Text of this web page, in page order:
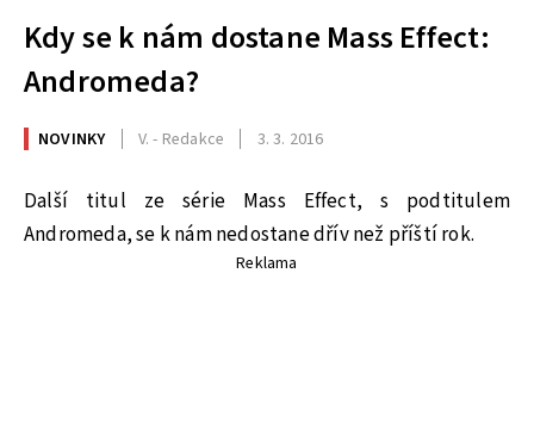
Kdy se k nám dostane Mass Effect:
Andromeda?
NOVINKY V. - Redakce 3. 3. 2016
Další titul ze série Mass Effect, s podtitulem
Andromeda, se k nám nedostane dřív než příští rok.
Reklama